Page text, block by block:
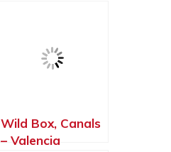
Wild Box, Canals
– Valencia